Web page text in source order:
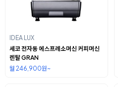
IDEA LUX
세코 전자동 에스프레소머신 커피머신
렌탈 GRAN
월 246,900원~